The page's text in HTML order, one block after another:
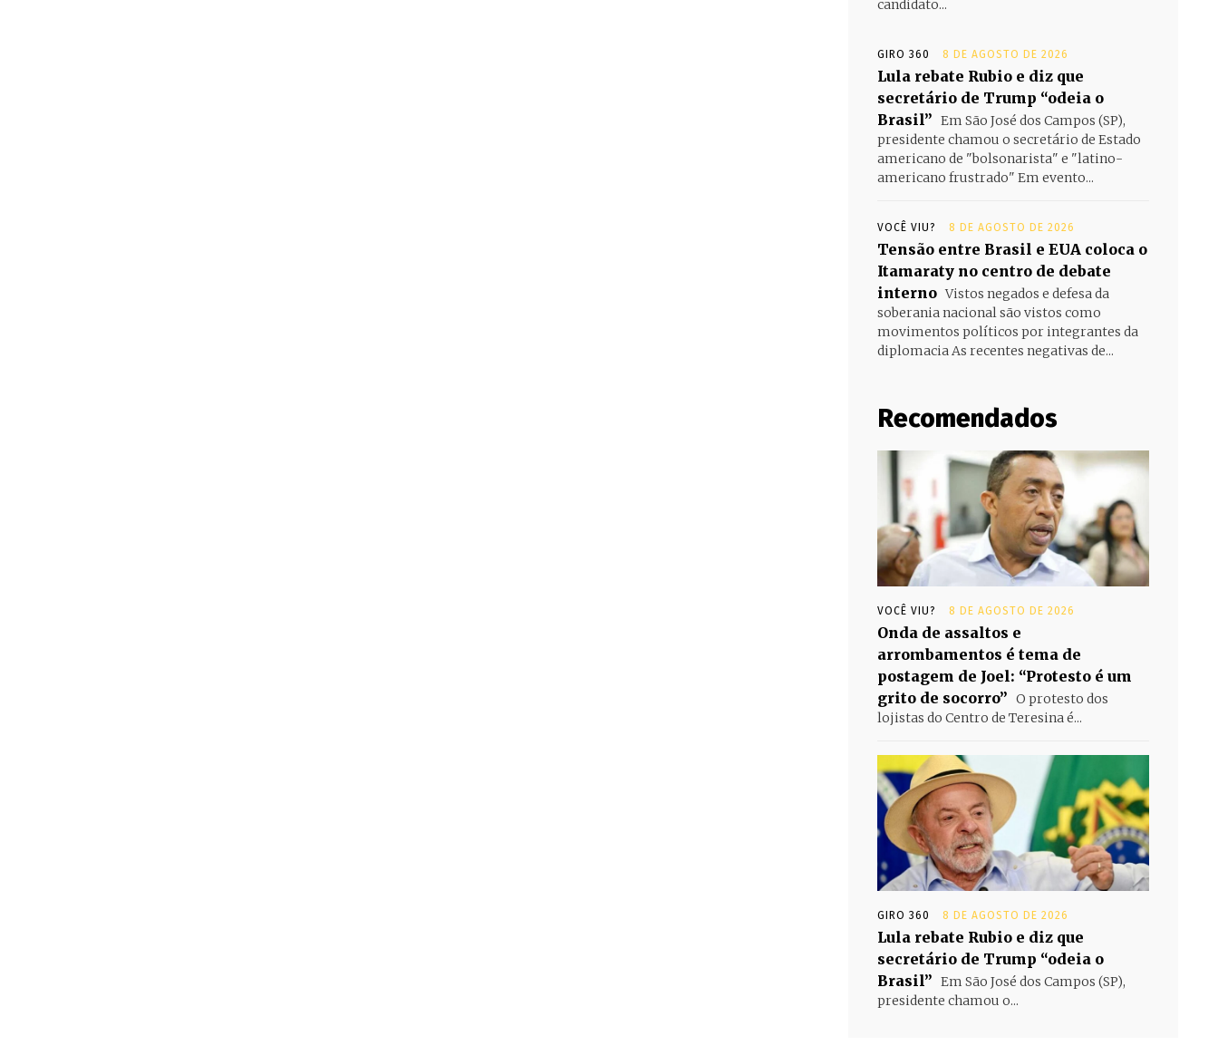
candidato...
GIRO 360 8 DE AGOSTO DE 2026
Lula rebate Rubio e diz que
secretário de Trump “odeia o
Brasil” Em São José dos Campos (SP),
presidente chamou o secretário de Estado
americano de "bolsonarista" e "latino-
americano frustrado" Em evento...
VOCÊ VIU? 8 DE AGOSTO DE 2026
Tensão entre Brasil e EUA coloca o
Itamaraty no centro de debate
interno Vistos negados e defesa da
soberania nacional são vistos como
movimentos políticos por integrantes da
diplomacia As recentes negativas de...
Recomendados
VOCÊ VIU? 8 DE AGOSTO DE 2026
Onda de assaltos e
arrombamentos é tema de
postagem de Joel: “Protesto é um
grito de socorro” O protesto dos
lojistas do Centro de Teresina é...
GIRO 360 8 DE AGOSTO DE 2026
Lula rebate Rubio e diz que
secretário de Trump “odeia o
Brasil” Em São José dos Campos (SP),
presidente chamou o...